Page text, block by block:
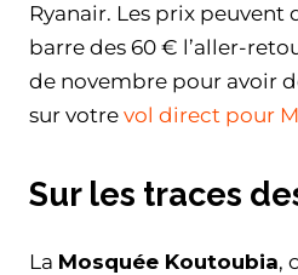
Ryanair. Les prix peuvent
barre des 60 € l’aller-
de novembre pour avoir
sur votre vol direct pour
Sur les traces
La Mosquée Koutoubia,